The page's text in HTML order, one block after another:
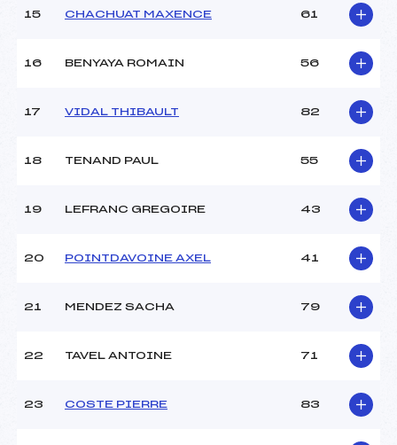
Température arrivée :
2
Mic->Ben
15 CHACHUAT MAXENCE 61
16 BENYAYA ROMAIN 56
17 VIDAL THIBAULT 82
18 TENAND PAUL 55
19 LEFRANC GREGOIRE 43
20 POINTDAVOINE AXEL 41
21 MENDEZ SACHA 79
22 TAVEL ANTOINE 71
23 COSTE PIERRE 83